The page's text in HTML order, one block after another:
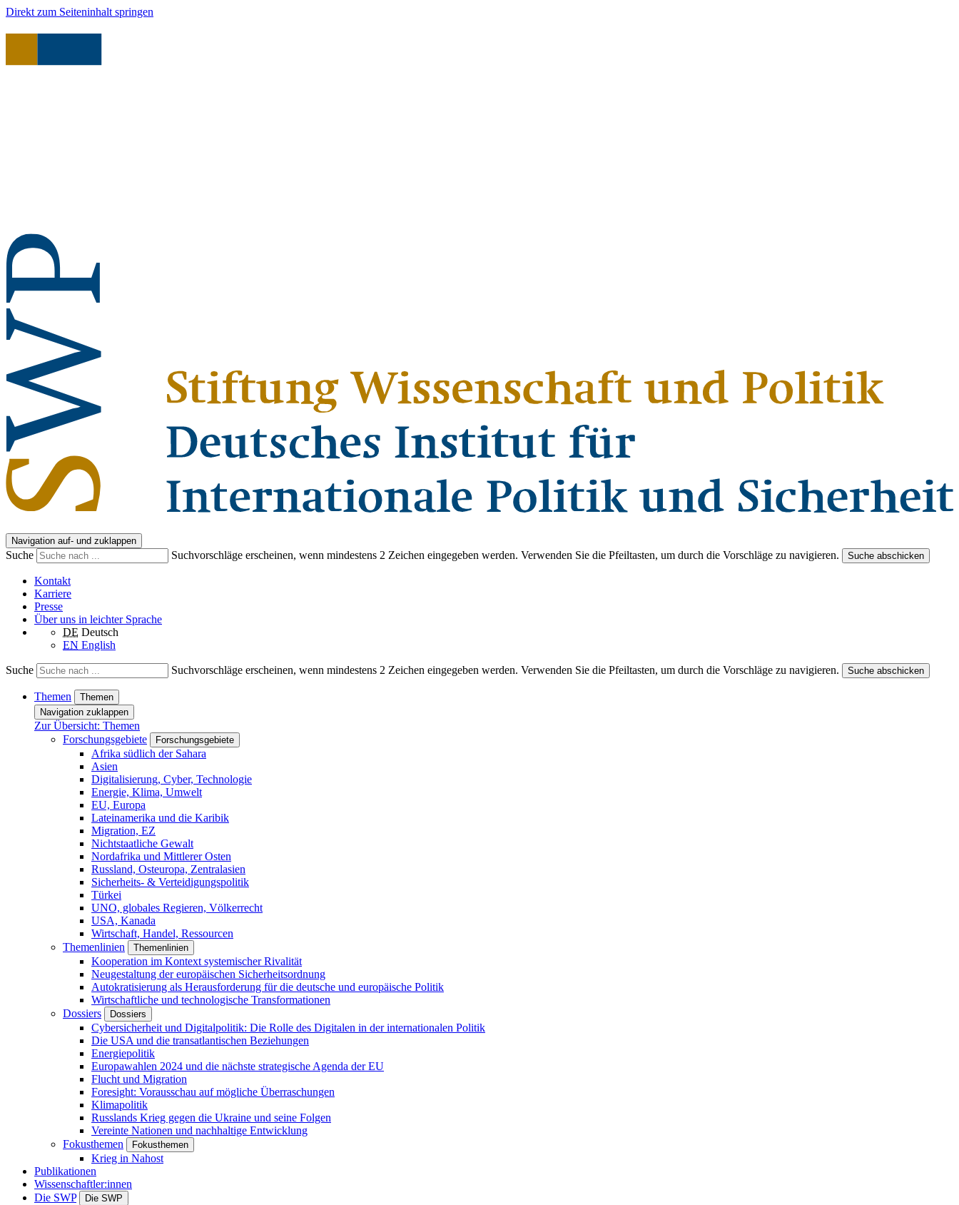
Direkt zum Seiteninhalt springen
Navigation auf- und zuklappen
Suche Suchvorschläge erscheinen, wenn mindestens 2 Zeichen eingegeben werden. Verwenden Sie die Pfeiltasten, um durch die Vorschläge zu navigieren. Suche abschicken
Kontakt
Karriere
Presse
Über uns in leichter Sprache
DE Deutsch
EN English
Suche Suchvorschläge erscheinen, wenn mindestens 2 Zeichen eingegeben werden. Verwenden Sie die Pfeiltasten, um durch die Vorschläge zu navigieren. Suche abschicken
Themen
Themen
Navigation zuklappen
Zur Übersicht: Themen
Forschungsgebiete
Forschungsgebiete
Afrika südlich der Sahara
Asien
Digitalisierung, Cyber, Technologie
Energie, Klima, Umwelt
EU, Europa
Lateinamerika und die Karibik
Migration, EZ
Nichtstaatliche Gewalt
Nordafrika und Mittlerer Osten
Russland, Osteuropa, Zentralasien
Sicherheits- & Verteidigungspolitik
Türkei
UNO, globales Regieren, Völkerrecht
USA, Kanada
Wirtschaft, Handel, Ressourcen
Themenlinien
Themenlinien
Kooperation im Kontext systemischer Rivalität
Neugestaltung der europäischen Sicherheitsordnung
Autokratisierung als Herausforderung für die deutsche und europäische Politik
Wirtschaftliche und technologische Transformationen
Dossiers
Dossiers
Cybersicherheit und Digitalpolitik: Die Rolle des Digitalen in der internationalen Politik
Die USA und die transatlantischen Beziehungen
Energiepolitik
Europawahlen 2024 und die nächste strategische Agenda der EU
Flucht und Migration
Foresight: Vorausschau auf mögliche Überraschungen
Klimapolitik
Russlands Krieg gegen die Ukraine und seine Folgen
Vereinte Nationen und nachhaltige Entwicklung
Fokusthemen
Fokusthemen
Krieg in Nahost
Publikationen
Wissenschaftler:innen
Die SWP
Die SWP